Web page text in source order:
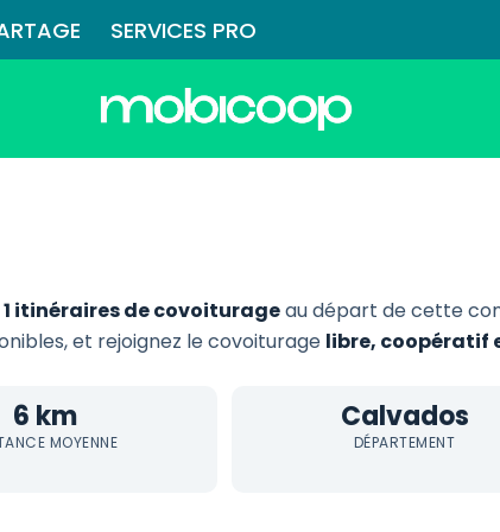
SERVICES PRO
1 itinéraires de covoiturageau départ de cette
et rejoignez le covoiturage libre, coopératif
6 km
MOYENNE
Calvados
DÉPARTEMENT